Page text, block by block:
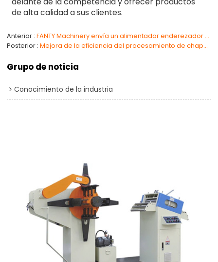
de alta calidad a sus clientes.
Anterior
FANTY Machinery envía un alimentador enderezador con desenrollador avanzado a Rumania
Posterior
Mejora de la eficiencia del procesamiento de chapa metálica con desenrolladores de doble estación
Grupo de noticia
Conocimiento de la industria